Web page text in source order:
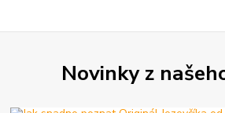
Novinky z